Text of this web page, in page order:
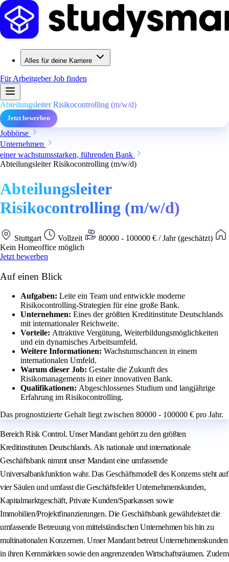
Alles für deine Karriere
Für ArbeitgeberJob finden
Abteilungsleiter Risikocontrolling (m/w/d)
Jetzt bewerben
Jobbörse
Unternehmen
einer wachstumsstarken, führenden Bank
Abteilungsleiter Risikocontrolling (m/w/d)
Abteilungsleiter
Risikocontrolling (m/w/d)
Stuttgart Vollzeit
80000 - 100000 € / Jahr (geschätzt)
Kein Homeoffice möglich
Jetzt bewerben
Auf einen Blick
Aufgaben: Leite ein Team und entwickle moderne
Risikocontrolling-Strategien für eine große Bank.
Unternehmen: Eines der größten Kreditinstitute Deutschlands
mit internationaler Reichweite.
Vorteile: Attraktive Vergütung, Weiterbildungsmöglichkeiten
und ein dynamisches Arbeitsumfeld.
Weitere Informationen: Wachstumschancen in einem
internationalen Umfeld.
Warum dieser Job: Gestalte die Zukunft des
Risikomanagements in einer innovativen Bank.
Qualifikationen: Abgeschlossenes Studium und langjährige
Erfahrung im Risikocontrolling.
Das prognostizierte Gehalt liegt zwischen 80000 - 100000 € pro Jahr.
Bereich Risk Control. Unser Mandant gehört zu den größten
Kreditinstituten Deutschlands. Als nationale und internationale
Geschäftsbank nimmt unser Mandant eine umfassende
Universalbankfunktion wahr. Das Geschäftsmodell des Konzerns steht auf
vier Säulen und umfasst die Geschäftsfelder Unternehmenskunden,
Kapitalmarktgeschäft, Private Kunden/Sparkassen sowie
Immobilien/Projektfinanzierungen. Die Geschäftsbank gewährleistet die
umfassende Betreuung von mittelständischen Unternehmen bis hin zu
multinationalen Konzernen. Unser Mandant betreut Unternehmenskunden
in ihren Kernmärkten sowie den angrenzenden Wirtschaftsräumen. Zudem